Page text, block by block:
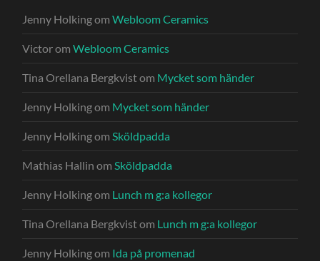
Jenny HolkingomWebloom Ceramics
VictoromWebloom Ceramics
Tina Orellana Bergkvistom Mycket som händer
Jenny Holkingom Mycket som händer
Jenny HolkingomSköldpadda
Mathias Hallin omSköldpadda
Jenny Holkingom Lunch m g:a kollegor
Tina Orellana Bergkvistom Lunch m g:a kollegor
Jenny Holkingom Ida på promenad